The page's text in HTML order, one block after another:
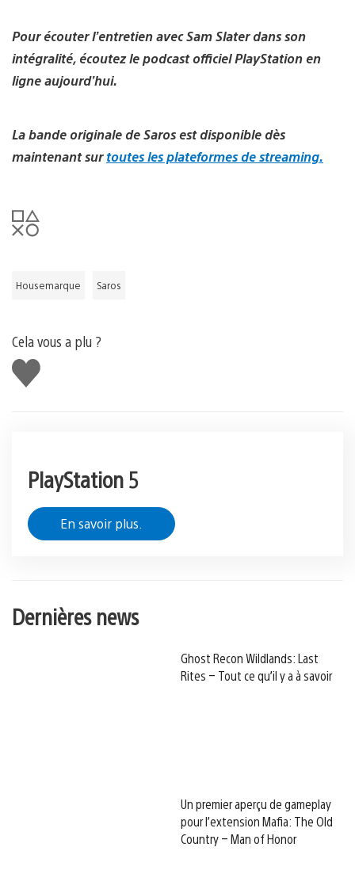
Pour écouter l’entretien avec Sam Slater dans son
intégralité, écoutez le podcast officiel PlayStation en
ligne aujourd’hui.
La bande originale de Saros est disponible dès
maintenant surtoutes les plateformes de streaming.
Housemarque Saros
Cela vous a plu ?
J'aime
PlayStation 5
En savoir plus.
Dernières news
Ghost Recon Wildlands: Last
Rites – Tout ce qu’il y a à savoir
Un premier aperçu de gameplay
pour l’extension Mafia: The Old
Country – Man of Honor